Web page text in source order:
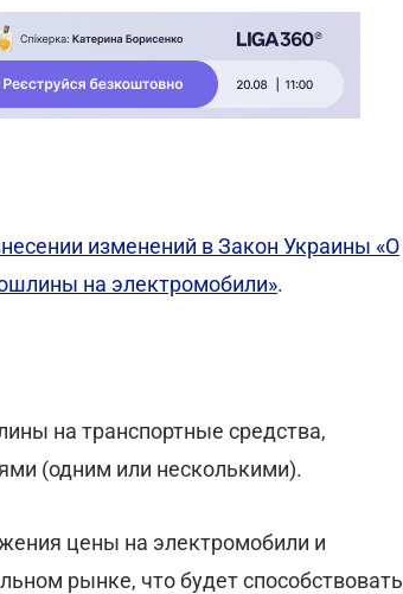
изменений в Закон Украины «О
на электромобили».
на транспортные средства,
(одним или несколькими).
цены на электромобили и
рынке, что будет способствовать